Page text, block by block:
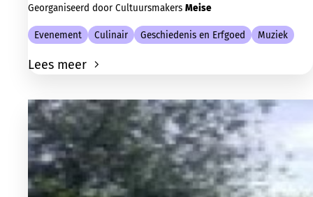
Georganiseerd door Cultuursmakers Meise
Evenement Culinair Geschiedenis en Erfgoed Muziek
Lees meer